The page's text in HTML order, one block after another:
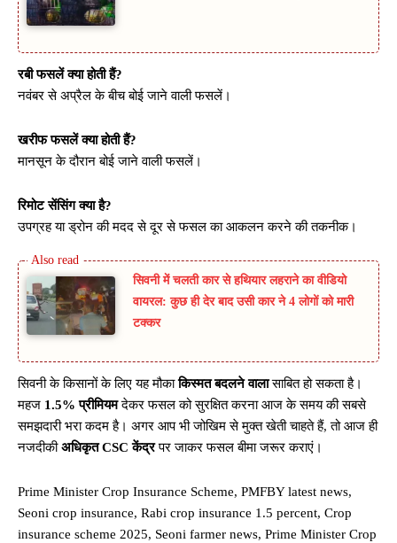
रबी फसलें क्या होती हैं?
नवंबर से अप्रैल के बीच बोई जाने वाली फसलें।
खरीफ फसलें क्या होती हैं?
मानसून के दौरान बोई जाने वाली फसलें।
रिमोट सेंसिंग क्या है?
उपग्रह या ड्रोन की मदद से दूर से फसल का आकलन करने की तकनीक।
सिवनी में चलती कार से हथियार लहराने का वीडियो
वायरल: कुछ ही देर बाद उसी कार ने 4 लोगों को मारी
टक्कर
सिवनी के किसानों के लिए यह मौकाकिस्मत बदलने वालासाबित हो सकता है।
महज 1.5% प्रीमियमदेकर फसल को सुरक्षित करना आज के समय की सबसे
समझदारी भरा कदम है। अगर आप भी जोखिम से मुक्त खेती चाहते हैं, तो आज ही
नजदीकीअधिकृत CSC केंद्रपर जाकर फसल बीमा जरूर कराएं।
Prime Minister Crop Insurance Scheme, PMFBY latest news,
Seoni crop insurance, Rabi crop insurance 1.5 percent, Crop
insurance scheme 2025, Seoni farmer news, Prime Minister Crop